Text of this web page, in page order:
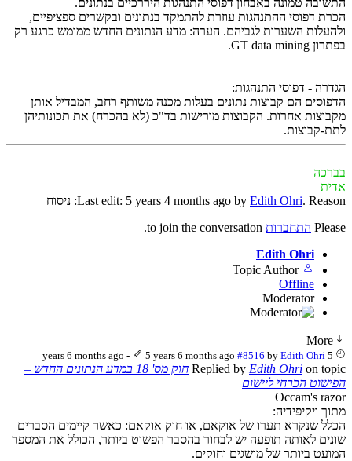
התשובה טמונה באבחון דפוסי התנהגות היררכיים בנתונים.
הכרת דפוסי ההתנהגות עוזרת להתמקד בנתונים ובקשרים ספציפיים,
ולהעלות השערות לגביהם. הערה: מדע הנתונים החדש ממומש כרגע רק
בפתרון GT data mining.
הגדרה - דפוסי התנהגות:
הדפוסים הם קבוצות נתונים בעלות מכנה משותף רחב, המבדיל אותן
מקבוצות אחרות. הקבוצות מורישות בד"כ (לא בהכרח) את תכונותיהן
לתת-קבוצות.
בברכה
אדית
Last edit: 5 years 4 months ago by Edith Ohri. Reason: ניסוח
Please התחברות
Edith Ohri
Topic Author
Offline
Moderator
More
5 years 6 months ago
- 5 years 6 months ago #8516 by Edith Ohri
Replied by Edith Ohri on topic
חוק מס' 18 במדע הנתונים החדש –
הפישוט הכרחי ליישום
Occam's razor
מתוך ויקיפידיה:
הכלל שנקרא תערו של אוקאם, או חוק אוקאם: כאשר קיימים הסברים
שונים לאותה תופעה יש לבחור בהסבר הפשוט ביותר, הכולל את המספר
המועט ביותר של מושגים וחוקים.